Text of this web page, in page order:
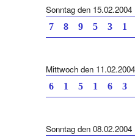
Sonntag den 15.02.2004
7 8 9 5 3
Mittwoch den 11.02.2004
6 1 5 1 6
Sonntag den 08.02.2004